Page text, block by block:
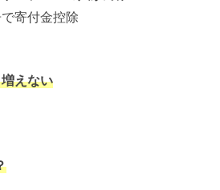
金控除
えない